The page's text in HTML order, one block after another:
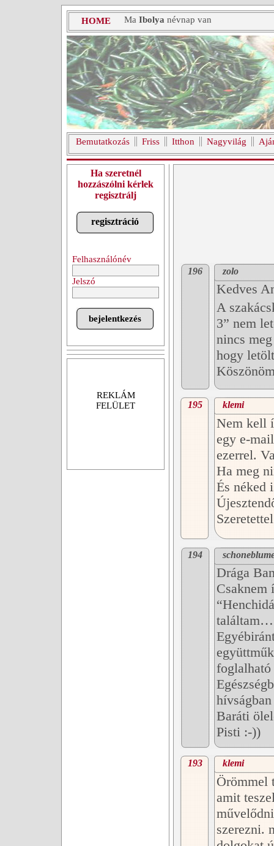
HOME Ma Ibolya névnap van
Bemutatkozás Friss Itthon Nagyvilág
Ha szeretnél
hozzászólni kérlek
regisztrálj
regisztráció
Felhasználónév
Jelszó
REKLÁM
FELÜLET
196 zolo
Kedves
A
3” nem
nincs
hogy
195 klemi
Nem kell
egy e-
ezerrel.
Ha meg
És néked
194
Drága
Csaknem
találtam…
foglalható
Baráti
Pisti :-))
193 klemi
Örömmel
amit
szerezni.